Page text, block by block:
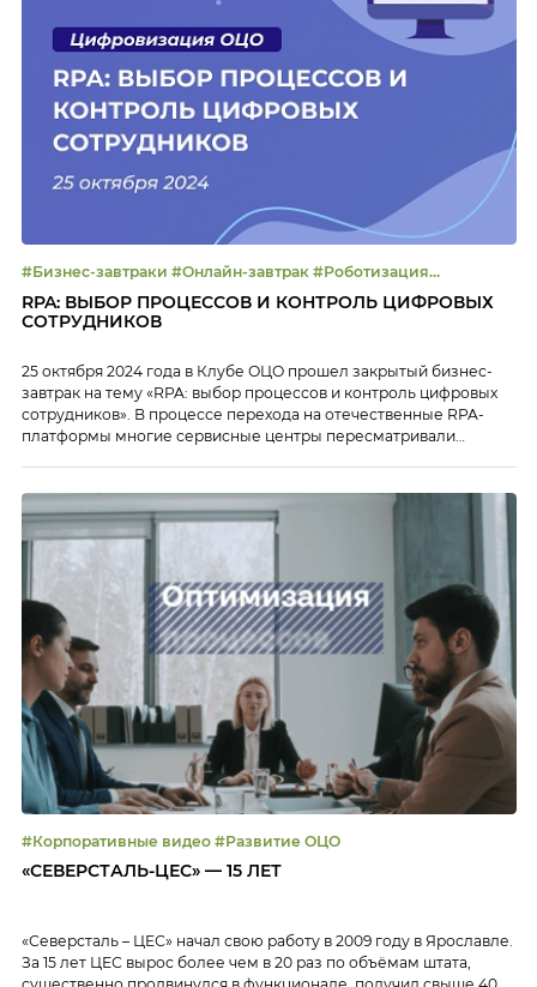
#Бизнес-завтраки #Онлайн-завтрак #Роботизация
#Цифровизация
RPA: ВЫБОР ПРОЦЕССОВ И КОНТРОЛЬ ЦИФРОВЫХ
СОТРУДНИКОВ
25 октября 2024 года в Клубе ОЦО прошел закрытый бизнес-
завтрак на тему «RPA: выбор процессов и контроль цифровых
сотрудников». В процессе перехода на отечественные RPA-
платформы многие сервисные центры пересматривали
наоборот, переводили на RPA-решения На закрытом онлайн-
завтраке Клуба ОЦО представители ОЦО обсудили, каким
образом правильно выбирать процессы для […]
#Корпоративные видео #Развитие ОЦО
«СЕВЕРСТАЛЬ-ЦЕС» — 15 ЛЕТ
«Северсталь – ЦЕС» начал свою работу в 2009 году в Ярославле.
За 15 лет ЦЕС вырос более чем в 20 раз по объёмам штата,